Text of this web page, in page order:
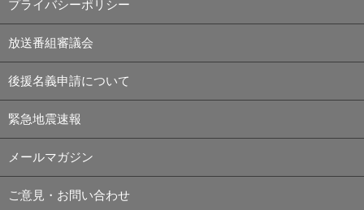
プライバシーポリシー
放送番組審議会
後援名義申請について
緊急地震速報
メールマガジン
ご意見・お問い合わせ